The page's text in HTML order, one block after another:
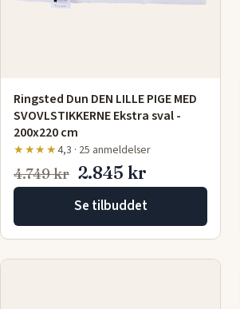
Ringsted Dun DEN LILLE PIGE MED
SVOVLSTIKKERNE Ekstra sval -
200x220 cm
★★★★4,3 · 25 anmeldelser
4.749 kr 2.845 kr
Se tilbuddet